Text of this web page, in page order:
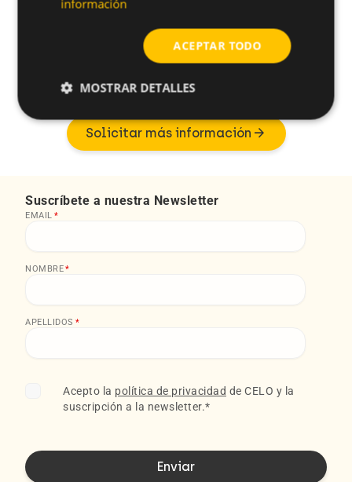
¿Tienes alguna duda sobre este
Solicitar más información arrow_forward
Suscríbete a nuestra Newsletter
EMAIL *
NOMBRE*
APELLIDOS *
Acepto la política de privacidad de CELO y la
suscripción a la newsletter.*
información
ACEPTAR TODO
MOSTRAR DETALLES